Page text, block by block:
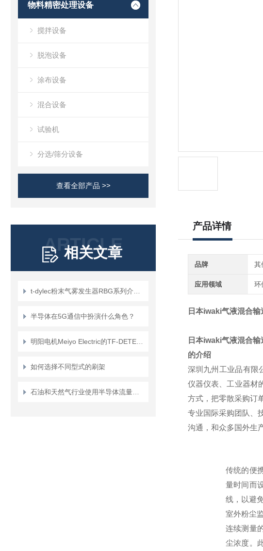
物料精密处理设备
搅拌设备
脱泡设备
涂布设备
混合设备
试验机
分选/筛分设备
查看全部产品 >>
ARTICLE
相关文章
半导体在5G通信中扮演什么角色？
如何选择不同型式的刷架
产品详情
品牌 其
应用领域 环
日本iwaki气液混合
日本iwaki气液混合
的介绍
深圳九州工业品有限
仪器仪表、工业器材
方式，把零散采购订
专业国际采购团队、
沟通，和众多国外生
传统的便
量时间而
线，以避
室外粉尘
连续测量
尘浓度。